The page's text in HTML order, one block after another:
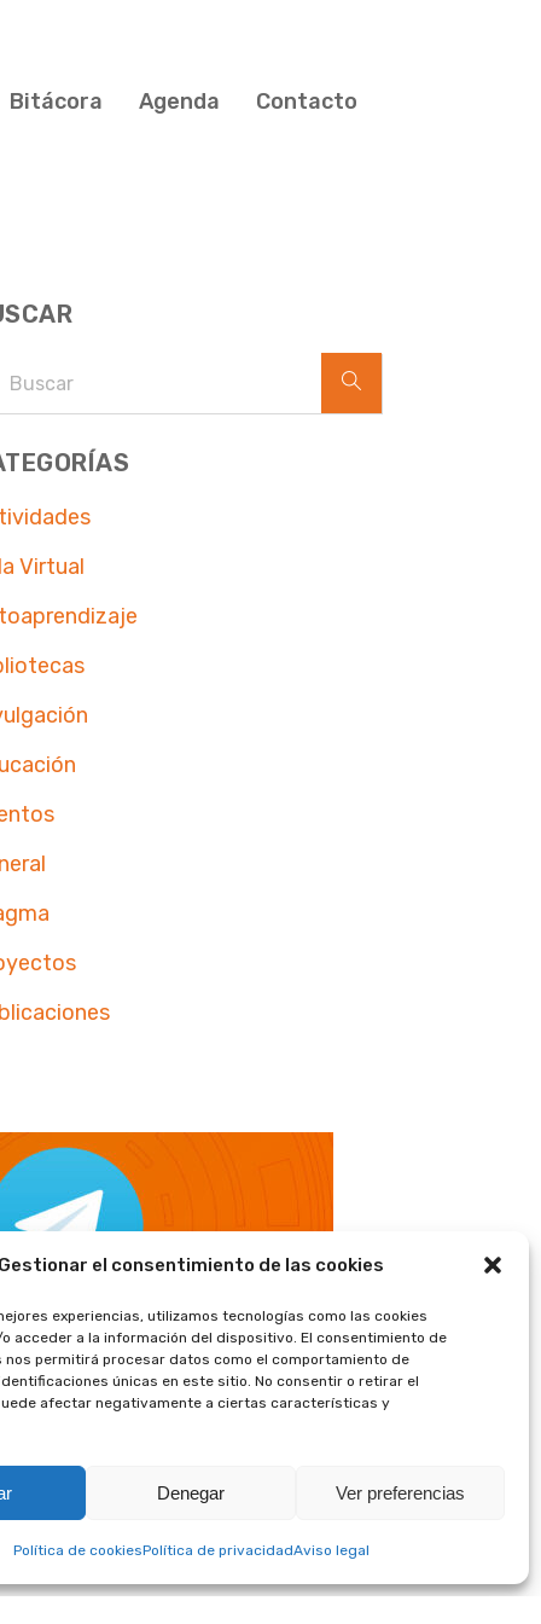
el consentimiento de las cookies
experiencias, utilizamos tecnologías como las cookies
acceder a la información del dispositivo. El consentimiento de
permitirá procesar datos como el comportamiento de
únicas en este sitio. No consentir o retirar el
afectar negativamente a ciertas características y
Denegar Ver preferencias
Política de cookiesPolítica de privacidadAviso legal
Bitácora Agenda Contacto
Virtual